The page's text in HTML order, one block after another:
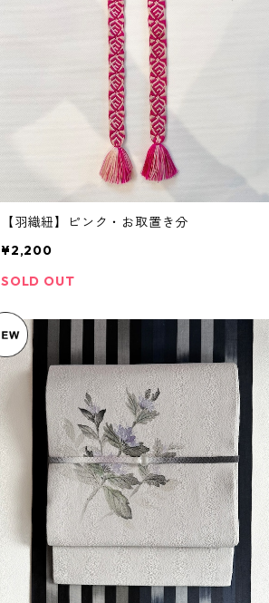
【羽織紐】ピンク・お取置き分
¥2,200
SOLD OUT